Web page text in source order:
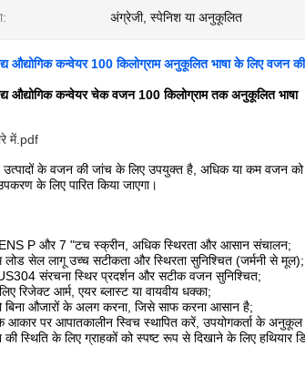
अंग्रेजी, स्पेनिश या अनुकूलित
औद्योगिक कन्वेयर 100 किलोग्राम अनुकूलित भाषा के लिए वजन
औद्योगिक कन्वेयर चेक वजन 100 किलोग्राम तक अनुकूलित भाषा
में.pdf
उत्पादों के वजन की जांच के लिए उपयुक्त है, अधिक या कम वजन को
के लिए पारित किया जाएगा।
P और 7 "टच स्क्रीन, अधिक स्थिरता और आसान संचालन;
लोड सेल लागू उच्च सटीकता और स्थिरता सुनिश्चित (जर्मनी से मूल);
संरचना स्थिर प्रदर्शन और सटीक वजन सुनिश्चित;
रिजेक्ट आर्म, एयर ब्लास्ट या वायवीय धक्का;
बिना औजारों के अलग करना, जिसे साफ करना आसान है;
आकार पर आपातकालीन स्विच स्थापित करें, उपयोगकर्ता के
की स्थिति के लिए ग्राहकों को स्पष्ट रूप से दिखाने के लिए हथियार